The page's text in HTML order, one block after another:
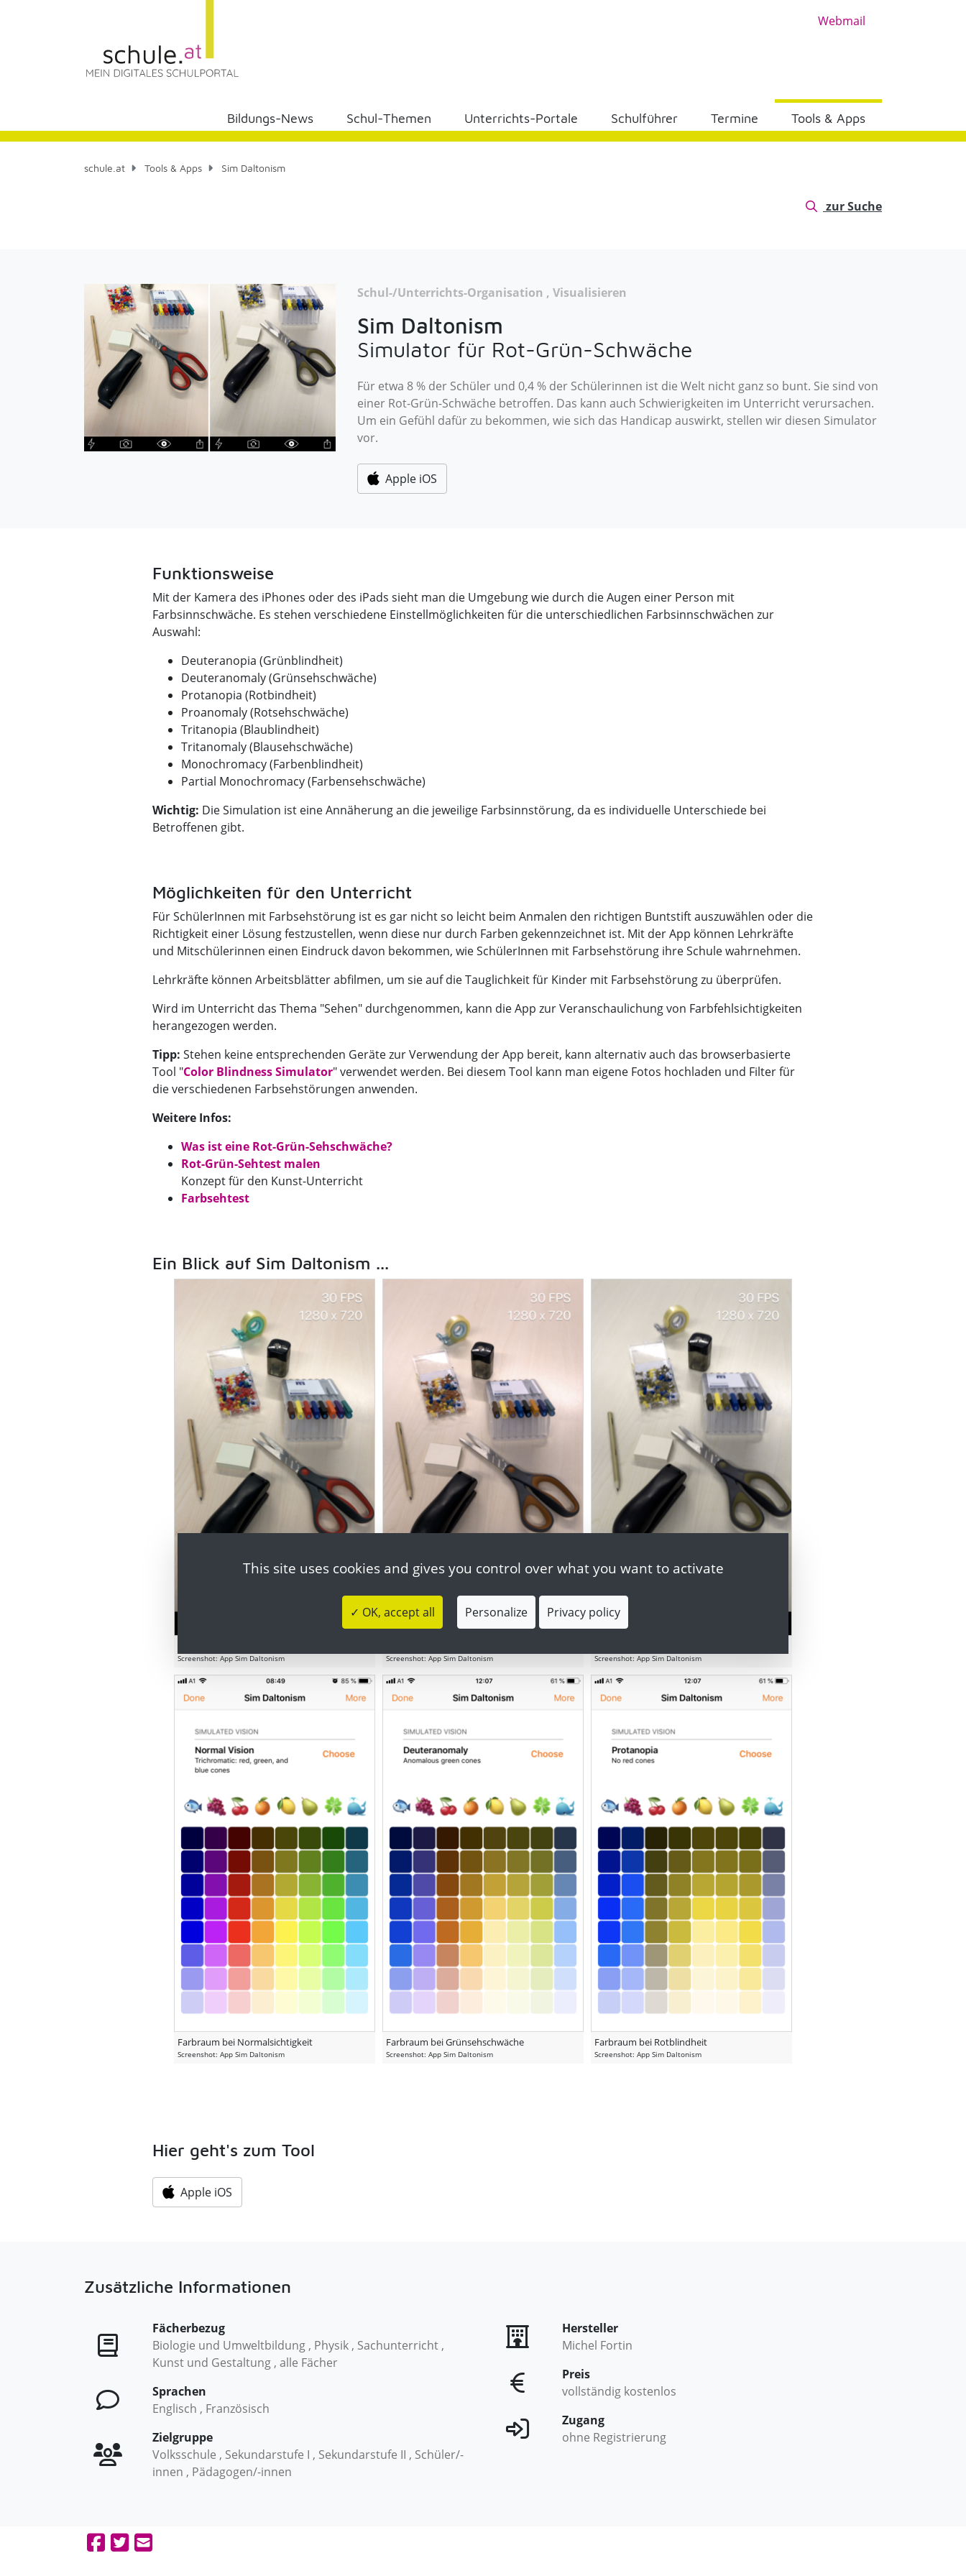
Webmail
Bildungs-News Schul-Themen Unterrichts-Portale Schulführer Termine Tools & Apps
schule.at Tools & Apps Sim Daltonism
zur Suche
Schul-/Unterrichts-Organisation , Visualisieren
Sim Daltonism
Simulator für Rot-Grün-Schwäche
Für etwa 8 % der Schüler und 0,4 % der Schülerinnen ist die Welt nicht ganz so bunt. Sie sind von
einer Rot-Grün-Schwäche betroffen. Das kann auch Schwierigkeiten im Unterricht verursachen.
Um ein Gefühl dafür zu bekommen, wie sich das Handicap auswirkt, stellen wir diesen Simulator
vor.
Apple iOS
Funktionsweise
Mit der Kamera des iPhones oder des iPads sieht man die Umgebung wie durch die Augen einer Person mit
Farbsinnschwäche. Es stehen verschiedene Einstellmöglichkeiten für die unterschiedlichen Farbsinnschwächen zur
Auswahl:
Deuteranopia (Grünblindheit)
Deuteranomaly (Grünsehschwäche)
Protanopia (Rotbindheit)
Proanomaly (Rotsehschwäche)
Tritanopia (Blaublindheit)
Tritanomaly (Blausehschwäche)
Monochromacy (Farbenblindheit)
Partial Monochromacy (Farbensehschwäche)
Wichtig: Die Simulation ist eine Annäherung an die jeweilige Farbsinnstörung, da es individuelle Unterschiede bei
Betroffenen gibt.
Möglichkeiten für den Unterricht
Für SchülerInnen mit Farbsehstörung ist es gar nicht so leicht beim Anmalen den richtigen Buntstift auszuwählen oder die
Richtigkeit einer Lösung festzustellen, wenn diese nur durch Farben gekennzeichnet ist. Mit der App können Lehrkräfte
und Mitschülerinnen einen Eindruck davon bekommen, wie SchülerInnen mit Farbsehstörung ihre Schule wahrnehmen.
Lehrkräfte können Arbeitsblätter abfilmen, um sie auf die Tauglichkeit für Kinder mit Farbsehstörung zu überprüfen.
Wird im Unterricht das Thema "Sehen" durchgenommen, kann die App zur Veranschaulichung von Farbfehlsichtigkeiten
herangezogen werden.
Tipp: Stehen keine entsprechenden Geräte zur Verwendung der App bereit, kann alternativ auch das browserbasierte
Tool "Color Blindness Simulator" verwendet werden. Bei diesem Tool kann man eigene Fotos hochladen und Filter für
die verschiedenen Farbsehstörungen anwenden.
Weitere Infos:
Was ist eine Rot-Grün-Sehschwäche?
Rot-Grün-Sehtest malen
Konzept für den Kunst-Unterricht
Farbsehtest
Ein Blick auf Sim Daltonism ...
Screenshot: App Sim Daltonism Screenshot: App Sim Daltonism Screenshot: App Sim Daltonism
Farbraum bei Normalsichtigkeit
Screenshot: App Sim Daltonism
Farbraum bei Grünsehschwäche
Screenshot: App Sim Daltonism
Farbraum bei Rotblindheit
Screenshot: App Sim Daltonism
Hier geht's zum Tool
Apple iOS
Zusätzliche Informationen
Fächerbezug
Biologie und Umweltbildung , Physik , Sachunterricht ,
Kunst und Gestaltung , alle Fächer
Sprachen
Englisch , Französisch
Zielgruppe
Volksschule , Sekundarstufe I , Sekundarstufe II , Schüler/-
innen , Pädagogen/-innen
Hersteller
Michel Fortin
Preis
vollständig kostenlos
Zugang
ohne Registrierung
This site uses cookies and gives you control over what you want to activate
✓ OK, accept all Personalize Privacy policy